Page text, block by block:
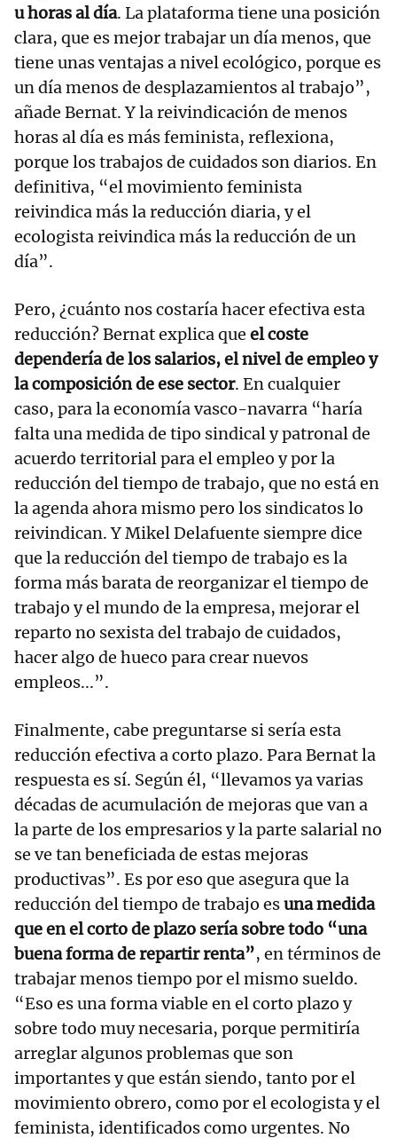
u horas al día. La plataforma tiene una posición
clara, que es mejor trabajar un día menos, que
tiene unas ventajas a nivel ecológico, porque es
un día menos de desplazamientos al trabajo”,
añade Bernat. Y la reivindicación de menos
horas al día es más feminista, reflexiona,
porque los trabajos de cuidados son diarios. En
definitiva, “el movimiento feminista
reivindica más la reducción diaria, y el
ecologista reivindica más la reducción de un
día”.
Pero, ¿cuánto nos costaría hacer efectiva esta
reducción? Bernat explica que el coste
dependería de los salarios, el nivel de empleo y
la composición de ese sector. En cualquier
caso, para la economía vasco-navarra “haría
falta una medida de tipo sindical y patronal de
acuerdo territorial para el empleo y por la
reducción del tiempo de trabajo, que no está en
la agenda ahora mismo pero los sindicatos lo
reivindican. Y Mikel Delafuente siempre dice
que la reducción del tiempo de trabajo es la
forma más barata de reorganizar el tiempo de
trabajo y el mundo de la empresa, mejorar el
reparto no sexista del trabajo de cuidados,
hacer algo de hueco para crear nuevos
empleos...”.
Finalmente, cabe preguntarse si sería esta
reducción efectiva a corto plazo. Para Bernat la
respuesta es sí. Según él, “llevamos ya varias
décadas de acumulación de mejoras que van a
la parte de los empresarios y la parte salarial no
se ve tan beneficiada de estas mejoras
productivas”. Es por eso que asegura que la
reducción del tiempo de trabajo esuna medida
que en el corto de plazo sería sobre todo “una
buena forma de repartir renta”, en términos de
trabajar menos tiempo por el mismo sueldo.
“Eso es una forma viable en el corto plazo y
sobre todo muy necesaria, porque permitiría
arreglar algunos problemas que son
importantes y que están siendo, tanto por el
movimiento obrero, como por el ecologista y el
feminista, identificados como urgentes. No